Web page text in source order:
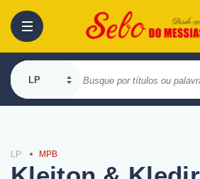
LP MPB